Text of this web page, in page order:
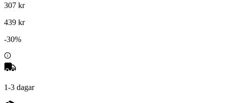
307 kr
439 kr
-30%
1-3 dagar